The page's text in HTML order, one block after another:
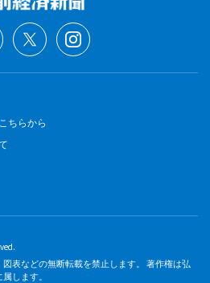
ちらから
表などの無断転載を禁止します。 著作権は弘
します。